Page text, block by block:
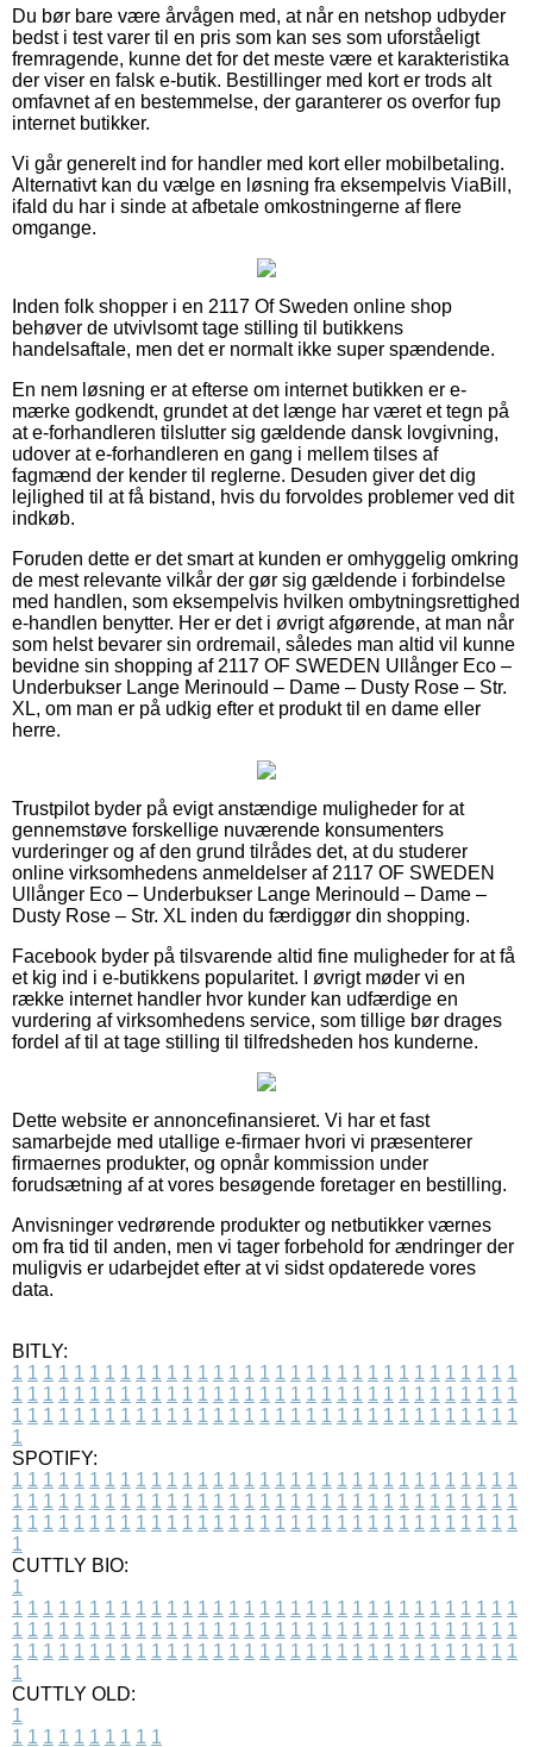
Du bør bare være årvågen med, at når en netshop udbyder
bedst i test varer til en pris som kan ses som uforståeligt
fremragende, kunne det for det meste være et karakteristika
der viser en falsk e-butik. Bestillinger med kort er trods alt
omfavnet af en bestemmelse, der garanterer os overfor fup
internet butikker.
Vi går generelt ind for handler med kort eller mobilbetaling.
Alternativt kan du vælge en løsning fra eksempelvis ViaBill,
ifald du har i sinde at afbetale omkostningerne af flere
omgange.
Inden folk shopper i en 2117 Of Sweden online shop
behøver de utvivlsomt tage stilling til butikkens
handelsaftale, men det er normalt ikke super spændende.
En nem løsning er at efterse om internet butikken er e-
mærke godkendt, grundet at det længe har været et tegn på
at e-forhandleren tilslutter sig gældende dansk lovgivning,
udover at e-forhandleren en gang i mellem tilses af
fagmænd der kender til reglerne. Desuden giver det dig
lejlighed til at få bistand, hvis du forvoldes problemer ved dit
indkøb.
Foruden dette er det smart at kunden er omhyggelig omkring
de mest relevante vilkår der gør sig gældende i forbindelse
med handlen, som eksempelvis hvilken ombytningsrettighed
e-handlen benytter. Her er det i øvrigt afgørende, at man når
som helst bevarer sin ordremail, således man altid vil kunne
bevidne sin shopping af 2117 OF SWEDEN Ullånger Eco –
Underbukser Lange Merinould – Dame – Dusty Rose – Str.
XL, om man er på udkig efter et produkt til en dame eller
herre.
Trustpilot byder på evigt anstændige muligheder for at
gennemstøve forskellige nuværende konsumenters
vurderinger og af den grund tilrådes det, at du studerer
online virksomhedens anmeldelser af 2117 OF SWEDEN
Ullånger Eco – Underbukser Lange Merinould – Dame –
Dusty Rose – Str. XL inden du færdiggør din shopping.
Facebook byder på tilsvarende altid fine muligheder for at få
et kig ind i e-butikkens popularitet. I øvrigt møder vi en
række internet handler hvor kunder kan udfærdige en
vurdering af virksomhedens service, som tillige bør drages
fordel af til at tage stilling til tilfredsheden hos kunderne.
Dette website er annoncefinansieret. Vi har et fast
samarbejde med utallige e-firmaer hvori vi præsenterer
firmaernes produkter, og opnår kommission under
forudsætning af at vores besøgende foretager en bestilling.
Anvisninger vedrørende produkter og netbutikker værnes
om fra tid til anden, men vi tager forbehold for ændringer der
muligvis er udarbejdet efter at vi sidst opdaterede vores
data.
BITLY:
1 1 1 1 1 1 1 1 1 1 1 1 1 1 1 1 1 1 1 1 1 1 1 1 1 1 1 1 1 1 1 1 1
1 1 1 1 1 1 1 1 1 1 1 1 1 1 1 1 1 1 1 1 1 1 1 1 1 1 1 1 1 1 1 1 1
1 1 1 1 1 1 1 1 1 1 1 1 1 1 1 1 1 1 1 1 1 1 1 1 1 1 1 1 1 1 1 1 1
1
SPOTIFY:
1 1 1 1 1 1 1 1 1 1 1 1 1 1 1 1 1 1 1 1 1 1 1 1 1 1 1 1 1 1 1 1 1
1 1 1 1 1 1 1 1 1 1 1 1 1 1 1 1 1 1 1 1 1 1 1 1 1 1 1 1 1 1 1 1 1
1 1 1 1 1 1 1 1 1 1 1 1 1 1 1 1 1 1 1 1 1 1 1 1 1 1 1 1 1 1 1 1 1
1
CUTTLY BIO:
1
1 1 1 1 1 1 1 1 1 1 1 1 1 1 1 1 1 1 1 1 1 1 1 1 1 1 1 1 1 1 1 1 1
1 1 1 1 1 1 1 1 1 1 1 1 1 1 1 1 1 1 1 1 1 1 1 1 1 1 1 1 1 1 1 1 1
1 1 1 1 1 1 1 1 1 1 1 1 1 1 1 1 1 1 1 1 1 1 1 1 1 1 1 1 1 1 1 1 1
1
CUTTLY OLD:
1
1 1 1 1 1 1 1 1 1 1